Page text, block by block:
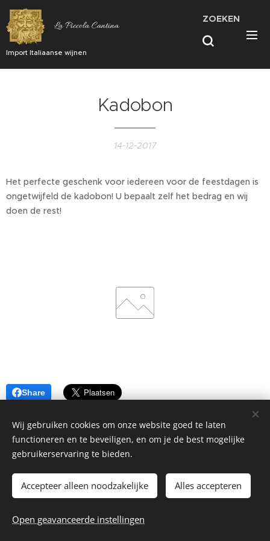
La Piccola Cantina
Import Italiaanse wijnen
ZOEKEN
Kadobon
14-12-2017
Het perfecte geschenk voor iedereen voor de feestdagen is
ongetwijfeld de kadobon! U bepaalt zelf het bedrag en wij
doen de rest!
Share
© 2026 La Piccola Cantina
Website bydry.media
Wij gebruiken cookies om onze website goed te laten
functioneren en te beveiligen, en om je de best mogelijke
gebruikerservaring te bieden.
Accepteer alleen noodzakelijke Alles accepteren
Open geavanceerde instellingen